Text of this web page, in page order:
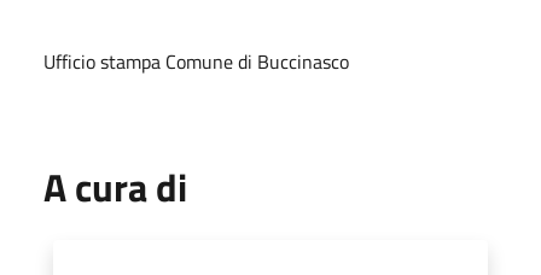
Ufficio stampa Comune di Buccinasco
A cura di